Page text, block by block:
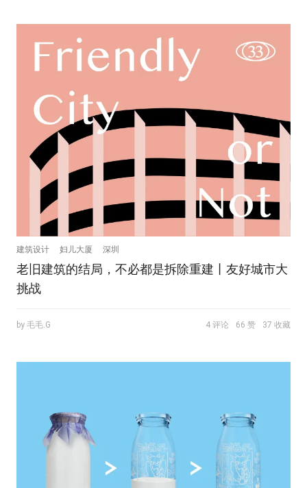
建筑设计 妇儿大厦 深圳
老旧建筑的结局，不必都是拆除重建丨友好城市大
挑战
by 毛毛.G 4 评论 66 赞 37 收藏